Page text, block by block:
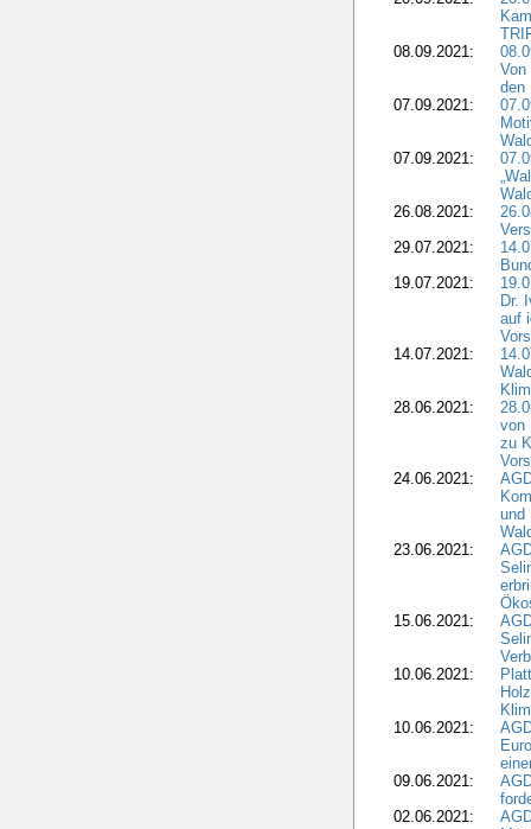
08.09.2021:
den
07.09.2021:
07.09.2021:
26.08.2021:
29.07.2021:
19.07.2021:
Dr.
auf
14.07.2021:
28.06.2021:
von
zu
24.06.2021:
und
23.06.2021:
15.06.2021:
10.06.2021:
10.06.2021:
09.06.2021:
02.06.2021: